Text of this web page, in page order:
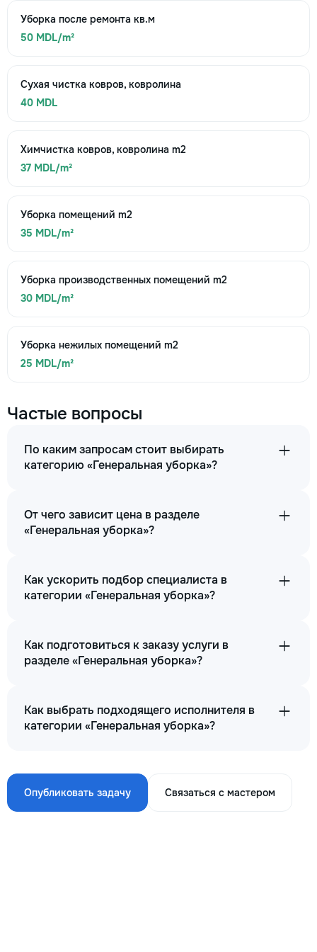
Уборка после ремонта кв.м
50 MDL/m²
Сухая чистка ковров, ковролина
40 MDL
Химчистка ковров, ковролина m2
37 MDL/m²
Уборка помещений m2
35 MDL/m²
Уборка производственных помещений m2
30 MDL/m²
Уборка нежилых помещений m2
25 MDL/m²
Частые вопросы
По каким запросам стоит выбирать
категорию «Генеральная уборка»?
От чего зависит цена в разделе
«Генеральная уборка»?
Как ускорить подбор специалиста в
категории «Генеральная уборка»?
Как подготовиться к заказу услуги в
разделе «Генеральная уборка»?
Как выбрать подходящего исполнителя в
категории «Генеральная уборка»?
Опубликовать задачу Связаться с мастером